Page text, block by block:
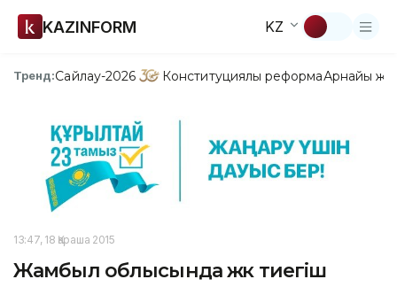
KAZINFORM KZ
Тренд:Сайлау-2026 Конституциялық реформаАрнайы
13:47, 18 Қараша 2015
Жамбыл облысында жүк тиегіш